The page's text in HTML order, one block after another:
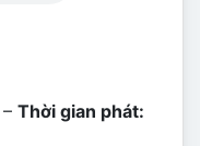
Thời gian phát: